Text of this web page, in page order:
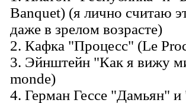
Banquet) (я лично считаю
даже в зрелом возрасте)
2. Кафка "Процесс" (Le
3. Эйнштейн "Как я вижу
monde)
4. Герман Гессе "Дамьян"